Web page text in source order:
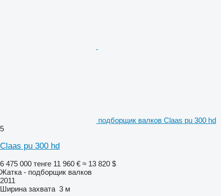
подборщик валков Claas pu 300 hd
5
Claas pu 300 hd
6 475 000 тенге 11 960 € ≈ 13 820 $
Жатка - подборщик валков
2011
Ширина захвата 3 м